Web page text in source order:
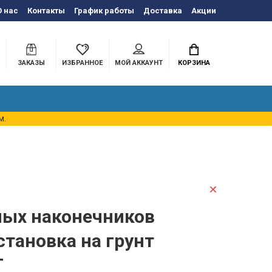
нас Контакты График работы Доставка Акции
ЗАКАЗЫ ИЗБРАННОЕ МОЙ АККАУНТ КОРЗИНА
наконечников
на грунт